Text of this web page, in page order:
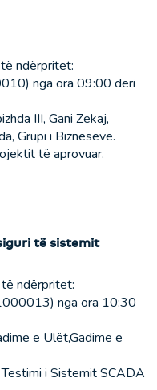
ndërpritet:
nga ora 09:00 deri
III, Gani Zekaj,
Grupi i Bizneseve.
të aprovuar.
të sistemit
ndërpritet:
nga ora 10:30
e Ulët,Gadime e
i Sistemit SCADA